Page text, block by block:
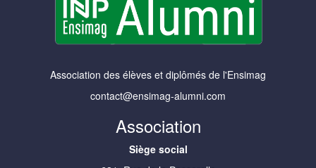
Association des élèves et diplômés de l'Ensimag
contact@ensimag-alumni.com
Association
Siège social